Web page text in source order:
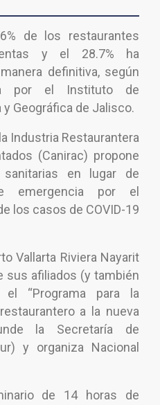
de los restaurantes
y el 28.7% ha
definitiva, según
por el Instituto de
Geográfica de Jalisco.
Industria Restaurantera
(Canirac) propone
en lugar de
emergencia por el
los casos de COVID-19
Vallarta Riviera Nayarit
sus afiliados (y también
“Programa para la
a la nueva
la Secretaría de
y organiza Nacional
de 14 horas de